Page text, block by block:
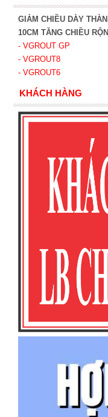
GIẢM CHIỀU DÀY
10CM TĂNG CHIỀU
- VGROUT GP
- VGROUT8
- VGROUT6
KHÁCH HÀNG